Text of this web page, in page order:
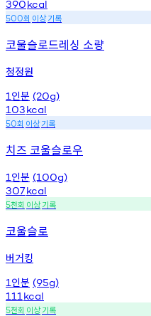
390kcal
500회 이상기록
코울슬로드레싱 소량
청정원
1 인분 (20g)
103kcal
50회 이상기록
치즈 코울슬로우
1 인분 (100g)
307kcal
5천회 이상기록
코울슬로
버거킹
1 인분 (95g)
111 kcal
5천회 이상기록